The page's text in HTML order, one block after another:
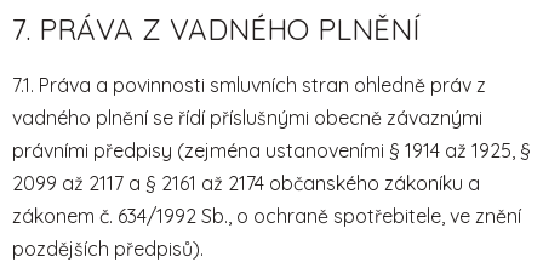
7. PRÁVA Z VADNÉHO PLNĚNÍ
7.1. Práva a povinnosti smluvních stran ohledně práv z
vadného plnění se řídí příslušnými obecně závaznými
právními předpisy (zejména ustanoveními § 1914 až 1925, §
2099 až 2117 a § 2161 až 2174 občanského zákoníku a
zákonem č. 634/1992 Sb., o ochraně spotřebitele, ve znění
pozdějších předpisů).